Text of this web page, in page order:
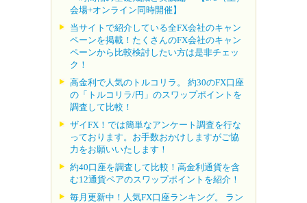
会場+オンライン同時開催】
当サイトで紹介している全FX会社のキャン
ペーンを掲載！たくさんのFX会社のキャン
ペーンから比較検討したい方は是非チェッ
ク！
高金利で人気のトルコリラ。 約30のFX口座
の「トルコリラ/円」のスワップポイントを
調査して比較！
ザイFX！では簡単なアンケート調査を行な
っております。お手数おかけしますがご協
力をお願いいたします！
約40口座を調査して比較！高金利通貨を含
む12通貨ペアのスワップポイントを紹介！
毎月更新中！人気FX口座ランキング。 ラン